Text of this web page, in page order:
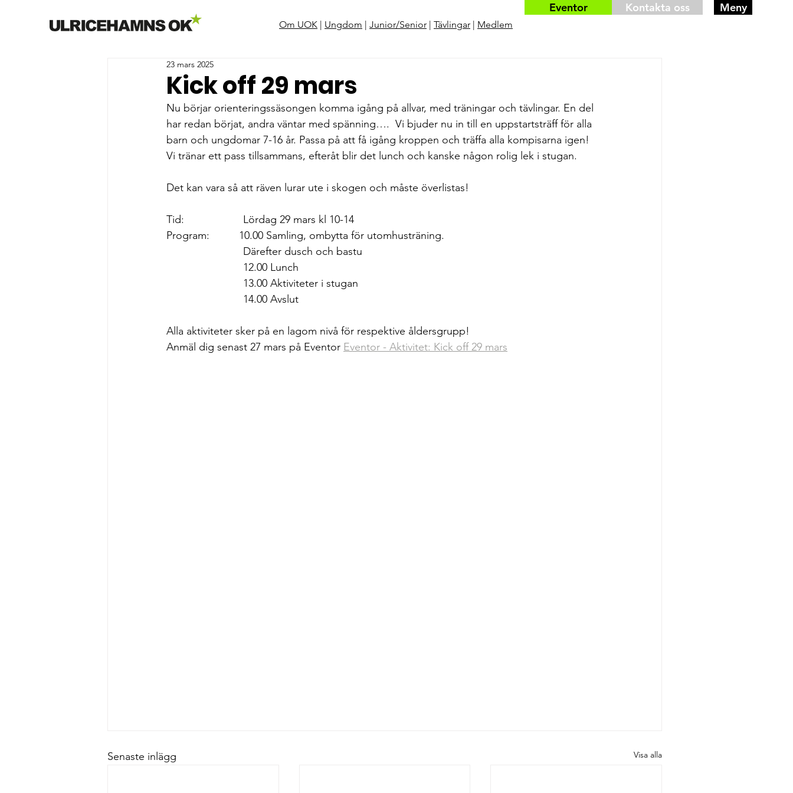
Om UOK | Ungdom | Junior/Senior | Tävlingar | Medlem
Meny
Eventor Kontakta oss
Kick off 29 mars
23 mars 2025
Nu börjar orienteringssäsongen komma igång på allvar, med träningar och tävlingar. En del
har redan börjat, andra väntar med spänning….  Vi bjuder nu in till en uppstartsträff för alla
barn och ungdomar 7-16 år. Passa på att få igång kroppen och träffa alla kompisarna igen!
Vi tränar ett pass tillsammans, efteråt blir det lunch och kanske någon rolig lek i stugan.
Det kan vara så att räven lurar ute i skogen och måste överlistas!
Tid:                    Lördag 29 mars kl 10-14
Program:          10.00 Samling, ombytta för utomhusträning.
Därefter dusch och bastu
12.00 Lunch
13.00 Aktiviteter i stugan
14.00 Avslut
Alla aktiviteter sker på en lagom nivå för respektive åldersgrupp!
Anmäl dig senast 27 mars på Eventor Eventor - Aktivitet: Kick off 29 mars
Senaste inlägg Visa alla